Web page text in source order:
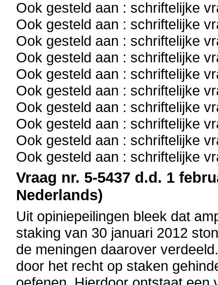
Ook gesteld aan : schriftelijke
Ook gesteld aan : schriftelijke
Ook gesteld aan : schriftelijke
Ook gesteld aan : schriftelijke
Ook gesteld aan : schriftelijke
Ook gesteld aan : schriftelijke
Ook gesteld aan : schriftelijke
Ook gesteld aan : schriftelijke
Ook gesteld aan : schriftelijke
Ook gesteld aan : schriftelijke
Vraag nr. 5-5437 d.d. 1
Nederlands)
Uit opiniepeilingen bleek dat
staking van 30 januari 2012
de meningen daarover
door het recht op staken